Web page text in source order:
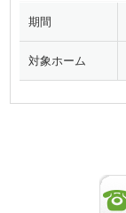
期間
対象ホーム